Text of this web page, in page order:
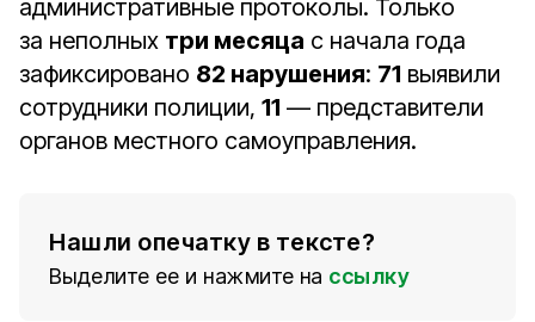
административные протоколы. Только
за неполных три месяца с начала года
зафиксировано 82 нарушения: 71 выявили
сотрудники полиции, 11 — представители
органов местного самоуправления.
Нашли опечатку в тексте?
Выделите ее и нажмите на ссылку